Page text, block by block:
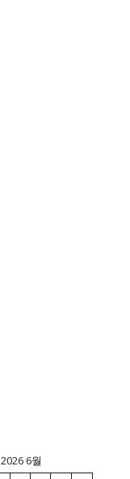
2026 6월